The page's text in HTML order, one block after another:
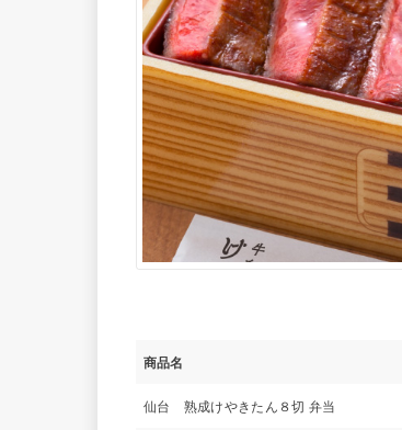
商品名
仙台 熟成けやきたん８切 弁当